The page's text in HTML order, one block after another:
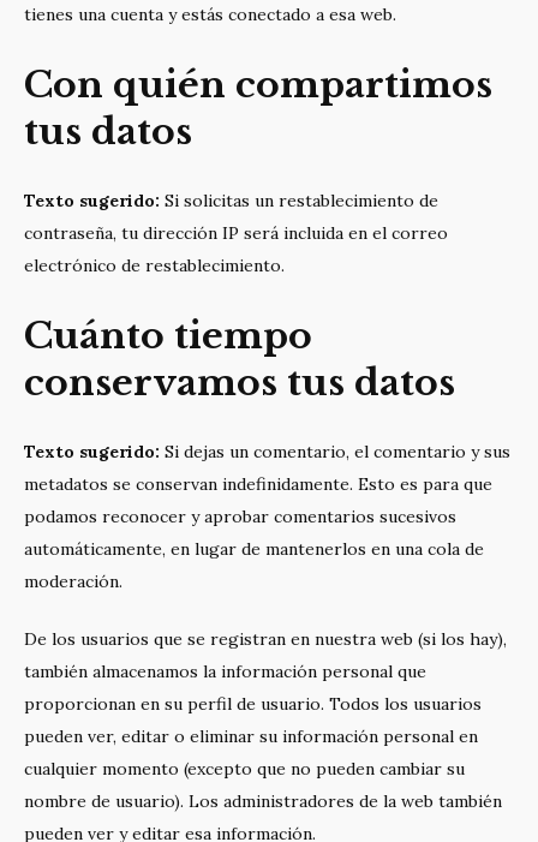
tienes una cuenta y estás conectado a esa web.
Con quién compartimos
tus datos
Texto sugerido: Si solicitas un restablecimiento de
contraseña, tu dirección IP será incluida en el correo
electrónico de restablecimiento.
Cuánto tiempo
conservamos tus datos
Texto sugerido: Si dejas un comentario, el comentario y sus
metadatos se conservan indefinidamente. Esto es para que
podamos reconocer y aprobar comentarios sucesivos
automáticamente, en lugar de mantenerlos en una cola de
moderación.
De los usuarios que se registran en nuestra web (si los hay),
también almacenamos la información personal que
proporcionan en su perfil de usuario. Todos los usuarios
pueden ver, editar o eliminar su información personal en
cualquier momento (excepto que no pueden cambiar su
nombre de usuario). Los administradores de la web también
pueden ver y editar esa información.